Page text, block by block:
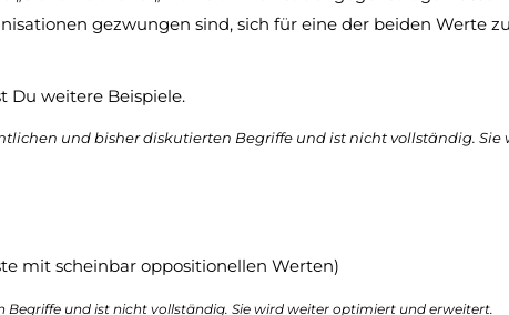
gezwungen sind, sich für eine der beiden Werte
Du weitere Beispiele.
und bisher diskutierten Begriffe und ist nicht vollständig. Sie
mit scheinbar oppositionellen Werten)
Begriffe und ist nicht vollständig. Sie wird weiter optimiert und erweitert.